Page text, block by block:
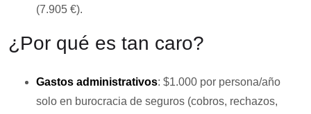
(7.905 €).
¿Por qué es tan caro?
Gastos administrativos: $1.000 por persona/año
solo en burocracia de seguros (cobros, rechazos,